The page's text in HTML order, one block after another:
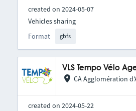
created on 2024-05-07
Format gbfs
Vehicles sharing
VLS Tempo Vélo
CA Agglomération
created on 2024-05-22